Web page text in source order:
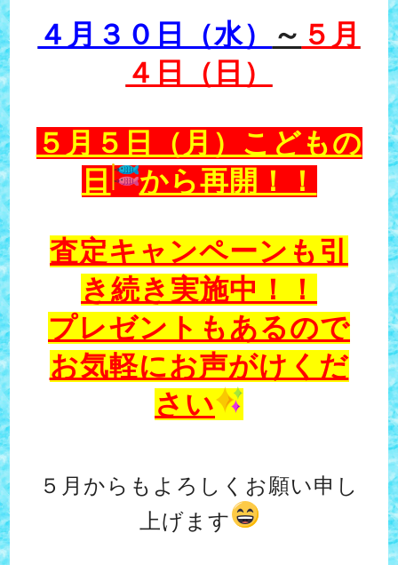
４月３０日（水） ～ ５月
４日（日）
５月５日（月）こどもの
日
から再開！！
査定キャンペーンも引
き続き実施中！！
プレゼントもあるので
お気軽にお声がけくだ
さい
５月からもよろしくお願い申し
上げます